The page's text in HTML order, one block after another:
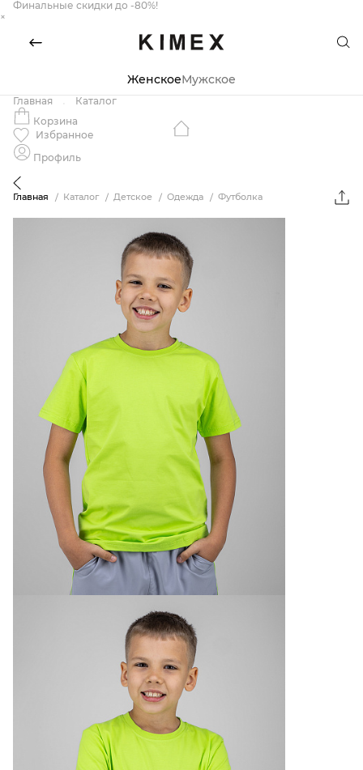
Финальные скидки до -80%!
×
ЖенскоеМужское
Главная
Каталог
Корзина
Избранное
Профиль
Главная Каталог Детское Одежда Футболка